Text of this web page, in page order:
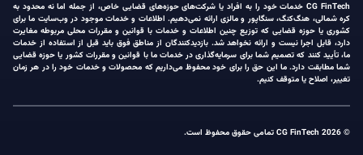
CG FinTech خدمات خود را به افراد یا شرکت‌های حوزه‌های قضایی خاص، از جمله اما نه محدود به
کره شمالی، هنگ‌کنگ، سنگاپور و مالزی ارائه نمی‌دهیم. اطلاعات و خدمات موجود در وب‌سایت ما برای
کشوری یا حوزه قضایی که توزیع چنین اطلاعات و خدمات با قوانین و مقررات محلی مربوطه مغایرت
دارد، قابل اجرا نیست و ارائه نخواهد شد. بازدیدکنندگان از مناطق فوق باید قبل از استفاده از خدمات
ما، تأیید کنند که تصمیم شما برای سرمایه‌گذاری در خدمات ما با قوانین و مقررات کشور یا حوزه قضایی
شما مطابقت دارد. ما این حق را برای خود محفوظ می‌داریم که محصولات و خدمات خود را در هر زمان
تغییر، اصلاح یا متوقف کنیم.
© 2026 CG FinTech تمامی حقوق محفوظ است.